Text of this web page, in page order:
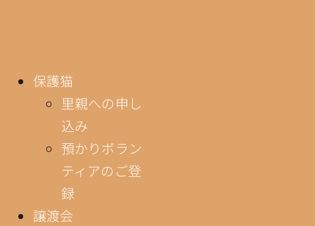
保護猫
里親への申し
込み
預かりボラン
ティアのご登
録
譲渡会